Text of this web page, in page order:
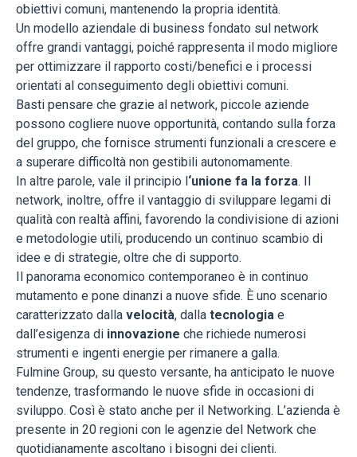
obiettivi comuni, mantenendo la propria identità.
Un modello aziendale di business fondato sul network
offre grandi vantaggi, poiché rappresenta il modo migliore
per ottimizzare il rapporto costi/benefici e i processi
orientati al conseguimento degli obiettivi comuni.
Basti pensare che grazie al network, piccole aziende
possono cogliere nuove opportunità, contando sulla forza
del gruppo, che fornisce strumenti funzionali a crescere e
a superare difficoltà non gestibili autonomamente.
In altre parole, vale il principio l‘unione fa la forza. Il
network, inoltre, offre il vantaggio di sviluppare legami di
qualità con realtà affini, favorendo la condivisione di azioni
e metodologie utili, producendo un continuo scambio di
idee e di strategie, oltre che di supporto.
Il panorama economico contemporaneo è in continuo
mutamento e pone dinanzi a nuove sfide. È uno scenario
caratterizzato dalla velocità, dalla tecnologia e
dall’esigenza di innovazione che richiede numerosi
strumenti e ingenti energie per rimanere a galla.
Fulmine Group, su questo versante, ha anticipato le nuove
tendenze, trasformando le nuove sfide in occasioni di
sviluppo. Così è stato anche per il Networking. L’azienda è
presente in 20 regioni con le agenzie del Network che
quotidianamente ascoltano i bisogni dei clienti.